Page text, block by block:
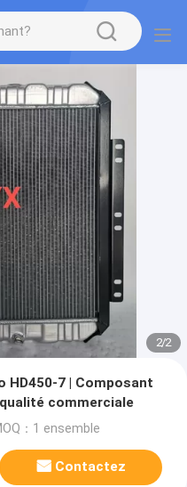
2/2
HD450-7 | Composant
commerciale
：1 ensemble
Contactez